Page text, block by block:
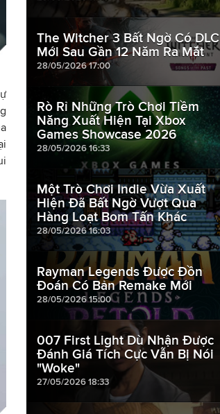
The Witcher 3 Bất Ngờ Có DLC
Mới Sau Gần 12 Năm Ra Mắt
28/05/2026 17:00
Rò Rỉ Những Trò Chơi Tiềm
Năng Xuất Hiện Tại Xbox
Games Showcase 2026
28/05/2026 16:33
Một Trò Chơi Indie Vừa Xuất
Hiện Đã Bất Ngờ Vượt Qua
Hàng Loạt Bom Tấn Khác
28/05/2026 16:03
Rayman Legends Được Đồn
Đoán Có Bản Remake Mới
28/05/2026 15:00
007 First Light Dù Nhận Được
Đánh Giá Tích Cực Vẫn Bị Nói
"Woke"
27/05/2026 18:33